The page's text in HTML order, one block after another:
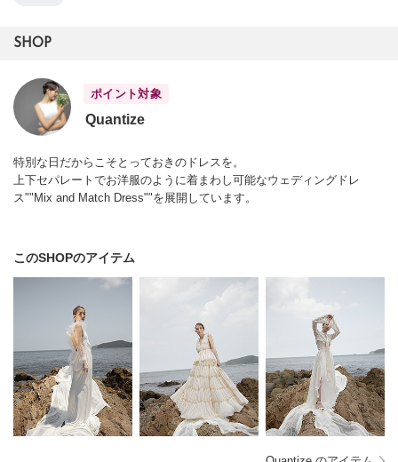
SHOP
ポイント対象
Quantize
特別な日だからこそとっておきのドレスを。
上下セパレートでお洋服のように着まわし可能なウェディングドレ
ス""Mix and Match Dress""を展開しています。
このSHOPのアイテム